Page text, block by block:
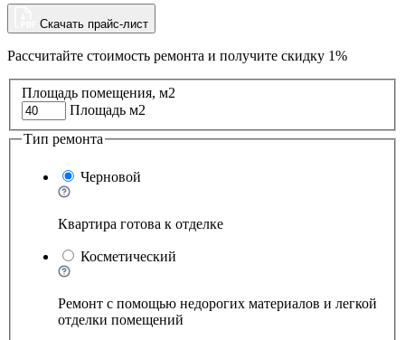
Скачать прайс-лист
Рассчитайте стоимость ремонта и получите скидку 1%
Площадь помещения, м2
Площадь м2
Тип ремонта
Черновой
Квартира готова к отделке
Косметический
Ремонт с помощью недорогих материалов и легкой
отделки помещений